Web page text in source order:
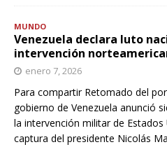
MUNDO
Venezuela declara luto
intervención
enero 7, 2026
Para compartir Retomado del
gobierno de Venezuela anunció
la intervención militar de
captura del presidente Nicolás